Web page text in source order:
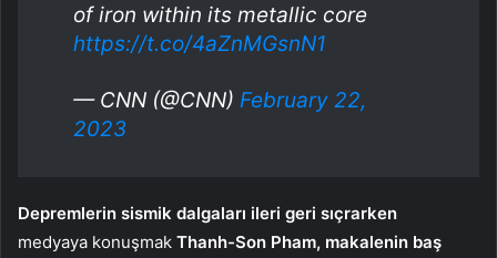
of iron within its metallic core
https://t.co/4aZnMGsnN1
— CNN (@CNN) February 22,
2023
Depremlerin sismik dalgaları ileri geri sıçrarken
medyaya konuşmak Thanh-Son Pham, makalenin baş